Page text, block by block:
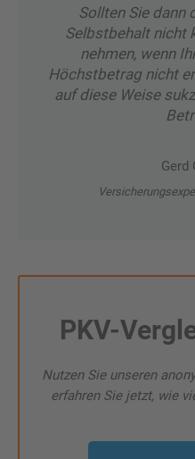
Sollten Sie dann
Selbstbehalt nicht
nehmen, wenn
Höchstbetrag nicht
auf diese Weise
Gerd
PKV-
Nutzen Sie unseren
erfahren Sie jetzt, wie